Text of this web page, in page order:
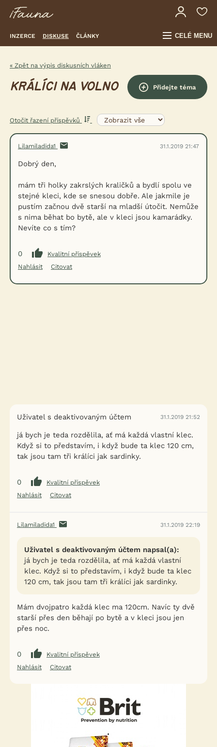
INZERCE DISKUSE ČLÁNKY CELÉ MENU
« Zpět na výpis diskusních vláken
KRÁLÍCI NA VOLNO Přidejte téma
Otočit řazení příspěvků
Lilamiladida1 31.1.2019 21:47
Dobrý den,
mám tři holky zakrslých kraličků a bydlí spolu ve
stejné kleci, kde se snesou dobře. Ale jakmile je
pustím začnou dvě starší na mladší útočit. Nemůže
s nima běhat bo bytě, ale v kleci jsou kamarádky.
Nevíte co s tím?
0
Kvalitní příspěvek
Nahlásit
Citovat
Uživatel s deaktivovaným účtem 31.1.2019 21:52
já bych je teda rozdělila, ať má každá vlastní klec.
Když si to představím, i když bude ta klec 120 cm,
tak jsou tam tři králíci jak sardinky.
0
Kvalitní příspěvek
Nahlásit
Citovat
Lilamiladida1 31.1.2019 22:19
Uživatel s deaktivovaným účtem napsal(a):
já bych je teda rozdělila, ať má každá vlastní
klec. Když si to představím, i když bude ta klec
120 cm, tak jsou tam tři králíci jak sardinky.
Mám dvojpatro každá klec ma 120cm. Navíc ty dvě
starší přes den běhají po bytě a v kleci jsou jen
přes noc.
0
Kvalitní příspěvek
Nahlásit
Citovat